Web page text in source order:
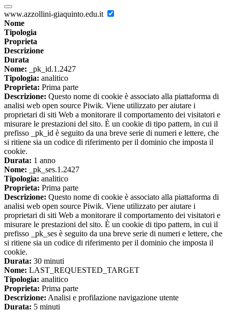
www.azzollini-giaquinto.edu.it
Nome
Tipologia
Proprieta
Descrizione
Durata
Nome: _pk_id.1.2427
Tipologia: analitico
Proprieta: Prima parte
Descrizione: Questo nome di cookie è associato alla piattaforma di
analisi web open source Piwik. Viene utilizzato per aiutare i
proprietari di siti Web a monitorare il comportamento dei visitatori e
misurare le prestazioni del sito. È un cookie di tipo pattern, in cui il
prefisso _pk_id è seguito da una breve serie di numeri e lettere, che
si ritiene sia un codice di riferimento per il dominio che imposta il
cookie.
Durata: 1 anno
Nome: _pk_ses.1.2427
Tipologia: analitico
Proprieta: Prima parte
Descrizione: Questo nome di cookie è associato alla piattaforma di
analisi web open source Piwik. Viene utilizzato per aiutare i
proprietari di siti Web a monitorare il comportamento dei visitatori e
misurare le prestazioni del sito. È un cookie di tipo pattern, in cui il
prefisso _pk_ses è seguito da una breve serie di numeri e lettere, che
si ritiene sia un codice di riferimento per il dominio che imposta il
cookie.
Durata: 30 minuti
Nome: LAST_REQUESTED_TARGET
Tipologia: analitico
Proprieta: Prima parte
Descrizione: Analisi e profilazione navigazione utente
Durata: 5 minuti